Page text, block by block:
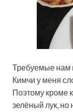
Требуемые нам
Кимчи у меня
Поэтому кроме
зелёный лук, но